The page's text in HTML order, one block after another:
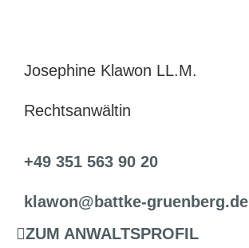
Josephine Klawon LL.M.
Rechtsanwältin
+49 351 563 90 20
klawon@battke-gruenberg.de
ZUM ANWALTSPROFIL